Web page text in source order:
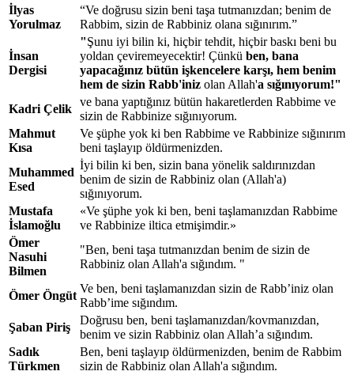
İlyas
Yorulmaz
“Ve doğrusu sizin beni taşa tutmanızdan; benim de
Rabbim, sizin de Rabbiniz olana sığınırım.”
İnsan
Dergisi
"Şunu iyi bilin ki, hiçbir tehdit, hiçbir baskı beni bu
yoldan çeviremeyecektir! Çünkü ben, bana
yapacağınız bütün işkencelere karşı, hem benim
hem de sizin Rabb'iniz olan Allah'a sığınıyorum!"
Kadri Çelik
ve bana yaptığınız bütün hakaretlerden Rabbime ve
sizin de Rabbinize sığınıyorum.
Mahmut
Kısa
Ve şüphe yok ki ben Rabbime ve Rabbinize sığınırım
beni taşlayıp öldürmenizden.
Muhammed
Esed
İyi bilin ki ben, sizin bana yönelik saldırınızdan
benim de sizin de Rabbiniz olan (Allah'a)
sığınıyorum.
Mustafa
İslamoğlu
«Ve şüphe yok ki ben, beni taşlamanızdan Rabbime
ve Rabbinize iltica etmişimdir.»
Ömer
Nasuhi
Bilmen
"Ben, beni taşa tutmanızdan benim de sizin de
Rabbiniz olan Allah'a sığındım. "
Ömer Öngüt
Ve ben, beni taşlamanızdan sizin de Rabb’iniz olan
Rabb’ime sığındım.
Şaban Piriş
Doğrusu ben, beni taşlamanızdan/kovmanızdan,
benim ve sizin Rabbiniz olan Allah’a sığındım.
Sadık
Türkmen
Ben, beni taşlayıp öldürmenizden, benim de Rabbim
sizin de Rabbiniz olan Allah'a sığındım.